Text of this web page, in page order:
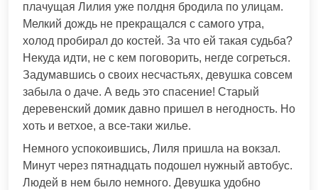
плачущая Лилия уже полдня бродила по улицам.
Мелкий дождь не прекращался с самого утра,
холод пробирал до костей. За что ей такая судьба?
Некуда идти, не с кем поговорить, негде согреться.
Задумавшись о своих несчастьях, девушка совсем
забыла о даче. А ведь это спасение! Старый
деревенский домик давно пришел в негодность. Но
хоть и ветхое, а все-таки жилье.
Немного успокоившись, Лиля пришла на вокзал.
Минут через пятнадцать подошел нужный автобус.
Людей в нем было немного. Девушка удобно